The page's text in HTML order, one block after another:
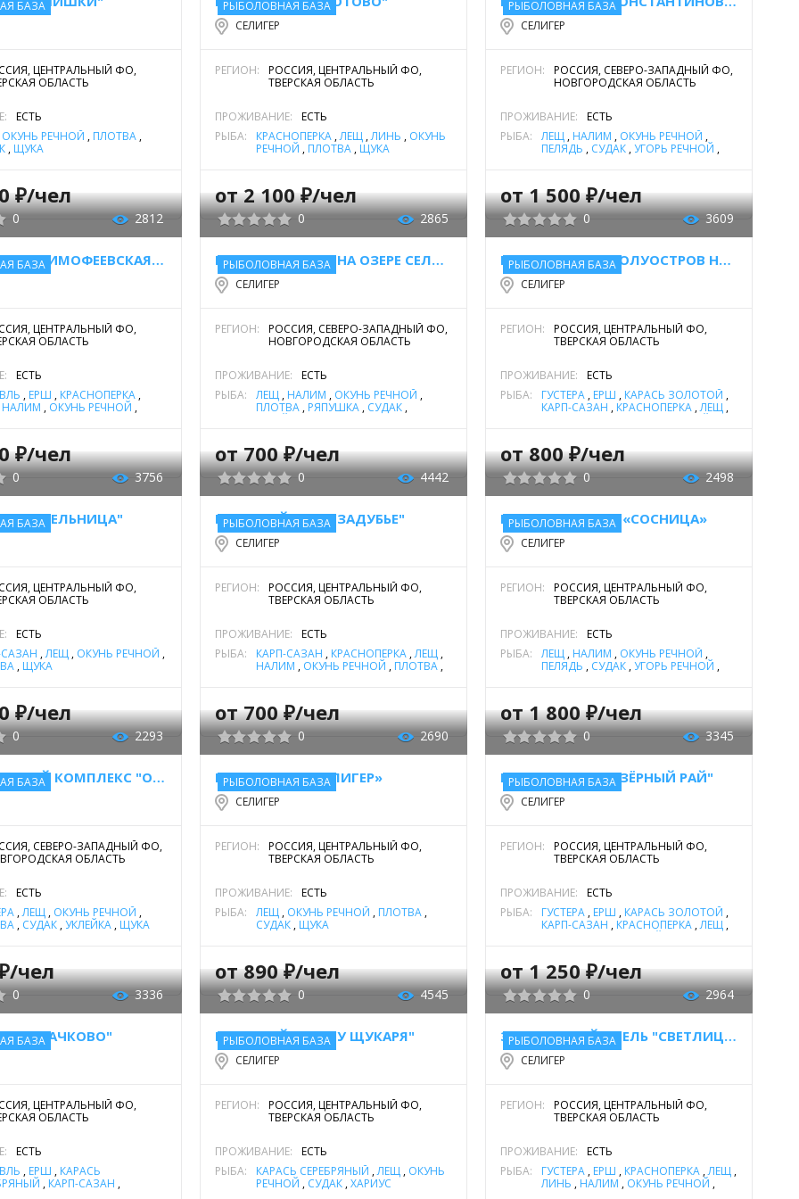
Селигер
для озера на современном этапе считается «дикий туризм» и сброс сточных вод в водоем. Многочисленные туристы
берегах после своего пребывания тонны мусора и пищевых отходов, которые, разлагаясь, с дождевой водой попадают
сооружения не оснащены новейшими системами очистки и фильтрации воды, что значительно загрязняет водоем.
БАЗА
ЦЕНТРАЛЬНЫЙ ФО,
ОБЛАСТЬ
ЕСТЬ
ОКУНЬ РЕЧНОЙ , ПЛОТВА ,
, ЩУКА
₽/чел
РЫБОЛОВНАЯ БАЗА
СЕЛИГЕР
РЕГИОН:
РОССИЯ, ЦЕНТРАЛЬНЫЙ ФО,
ТВЕРСКАЯ ОБЛАСТЬ
ПРОЖИВАНИЕ:
ЕСТЬ
РЫБА:
КРАСНОПЕРКА,ЛЕЩ,ЛИНЬ , ОКУНЬ
РЕЧНОЙ , ПЛОТВА, ЩУКА
от 2 100 ₽/чел
РЫБОЛОВНАЯ БАЗА
СЕЛИГЕР
РЕГИОН:
РОССИЯ, СЕВЕРО-ЗАПАДНЫЙ ФО,
НОВГОРОДСКАЯ ОБЛАСТЬ
ПРОЖИВАНИЕ:
ЕСТЬ
РЫБА:
ЛЕЩ, НАЛИМ , ОКУНЬ РЕЧНОЙ ,
ПЕЛЯДЬ , СУДАК,УГОРЬ РЕЧНОЙ ,
от 1 500 ₽/чел
БАЗА
0 2812
БАЗА ОТДЫХА "ТИМОФЕЕВСКАЯ УСАДЬБА"
ЦЕНТРАЛЬНЫЙ ФО,
ОБЛАСТЬ
ЕСТЬ
, ЁРШ , КРАСНОПЕРКА ,
НАЛИМ , ОКУНЬ РЕЧНОЙ ,
₽/чел
РЫБОЛОВНАЯ БАЗА
0 2865
ГОСТЕВЫЕ ДОМА НА ОЗЕРЕ СЕЛИГЕР
СЕЛИГЕР
РЕГИОН:
РОССИЯ, СЕВЕРО-ЗАПАДНЫЙ ФО,
НОВГОРОДСКАЯ ОБЛАСТЬ
ПРОЖИВАНИЕ:
ЕСТЬ
РЫБА:
ЛЕЩ, НАЛИМ , ОКУНЬ РЕЧНОЙ ,
ПЛОТВА, РЯПУШКА, СУДАК,
от 700 ₽/чел
РЫБОЛОВНАЯ БАЗА
0 3609
БАЗА ОТДЫХА "ПОЛУОСТРОВ НА СЕЛИГЕРЕ"
СЕЛИГЕР
РЕГИОН:
РОССИЯ, ЦЕНТРАЛЬНЫЙ ФО,
ТВЕРСКАЯ ОБЛАСТЬ
ПРОЖИВАНИЕ:
ЕСТЬ
РЫБА:
ГУСТЕРА, ЁРШ , КАРАСЬ ЗОЛОТОЙ ,
КАРП-САЗАН , КРАСНОПЕРКА,ЛЕЩ,
от 800 ₽/чел
БАЗА
0 3756
"МЕЛЬНИЦА"
ЦЕНТРАЛЬНЫЙ ФО,
ОБЛАСТЬ
ЕСТЬ
,ЛЕЩ , ОКУНЬ РЕЧНОЙ ,
, ЩУКА
₽/чел
РЫБОЛОВНАЯ БАЗА
0 4442
ГОСТЕВОЙ ДОМ "ЗАДУБЬЕ"
СЕЛИГЕР
РЕГИОН:
РОССИЯ, ЦЕНТРАЛЬНЫЙ ФО,
ТВЕРСКАЯ ОБЛАСТЬ
ПРОЖИВАНИЕ:
ЕСТЬ
РЫБА:
КАРП-САЗАН , КРАСНОПЕРКА,ЛЕЩ,
НАЛИМ , ОКУНЬ РЕЧНОЙ , ПЛОТВА,
от 700 ₽/чел
РЫБОЛОВНАЯ БАЗА
0 2498
ГОСТЕВЫЕ ДОМА «СОСНИЦА»
СЕЛИГЕР
РЕГИОН:
РОССИЯ, ЦЕНТРАЛЬНЫЙ ФО,
ТВЕРСКАЯ ОБЛАСТЬ
ПРОЖИВАНИЕ:
ЕСТЬ
РЫБА:
ЛЕЩ, НАЛИМ , ОКУНЬ РЕЧНОЙ ,
ПЕЛЯДЬ , СУДАК,УГОРЬ РЕЧНОЙ ,
от 1 800 ₽/чел
БАЗА
0 2293
ТУРИСТИЧЕСКИЙ КОМПЛЕКС "ОСТРОВ"
СЕВЕРО-ЗАПАДНЫЙ ФО,
ОБЛАСТЬ
ЕСТЬ
,ЛЕЩ , ОКУНЬ РЕЧНОЙ ,
, СУДАК ,УКЛЕЙКА , ЩУКА
чел
РЫБОЛОВНАЯ БАЗА
0 2690
ГОСТИНИЦА «СЕЛИГЕР»
СЕЛИГЕР
РЕГИОН:
РОССИЯ, ЦЕНТРАЛЬНЫЙ ФО,
ТВЕРСКАЯ ОБЛАСТЬ
ПРОЖИВАНИЕ:
ЕСТЬ
РЫБА:
ЛЕЩ, ОКУНЬ РЕЧНОЙ , ПЛОТВА,
СУДАК, ЩУКА
от 890 ₽/чел
РЫБОЛОВНАЯ БАЗА
0 3345
БАЗА ОТДЫХА "ОЗЁРНЫЙ РАЙ"
СЕЛИГЕР
РЕГИОН:
РОССИЯ, ЦЕНТРАЛЬНЫЙ ФО,
ТВЕРСКАЯ ОБЛАСТЬ
ПРОЖИВАНИЕ:
ЕСТЬ
РЫБА:
ГУСТЕРА, ЁРШ , КАРАСЬ ЗОЛОТОЙ ,
КАРП-САЗАН , КРАСНОПЕРКА,ЛЕЩ,
от 1 250 ₽/чел
БАЗА
0 3336
"ПАЧКОВО"
ЦЕНТРАЛЬНЫЙ ФО,
ОБЛАСТЬ
ЕСТЬ
, ЁРШ , КАРАСЬ
, КАРП-САЗАН ,
РЫБОЛОВНАЯ БАЗА
0 4545
ГОСТЕВОЙ ДОМ "У ЩУКАРЯ"
СЕЛИГЕР
РЕГИОН:
РОССИЯ, ЦЕНТРАЛЬНЫЙ ФО,
ТВЕРСКАЯ ОБЛАСТЬ
ПРОЖИВАНИЕ:
ЕСТЬ
РЫБА:
КАРАСЬ СЕРЕБРЯНЫЙ ,ЛЕЩ, ОКУНЬ
РЕЧНОЙ , СУДАК,ХАРИУС
РЫБОЛОВНАЯ БАЗА
0 2964
ЗАГОРОДНЫЙ ОТЕЛЬ "СВЕТЛИЦА"
СЕЛИГЕР
РЕГИОН:
РОССИЯ, ЦЕНТРАЛЬНЫЙ ФО,
ТВЕРСКАЯ ОБЛАСТЬ
ПРОЖИВАНИЕ:
ЕСТЬ
РЫБА:
ГУСТЕРА, ЁРШ , КРАСНОПЕРКА,ЛЕЩ,
ЛИНЬ , НАЛИМ , ОКУНЬ РЕЧНОЙ ,